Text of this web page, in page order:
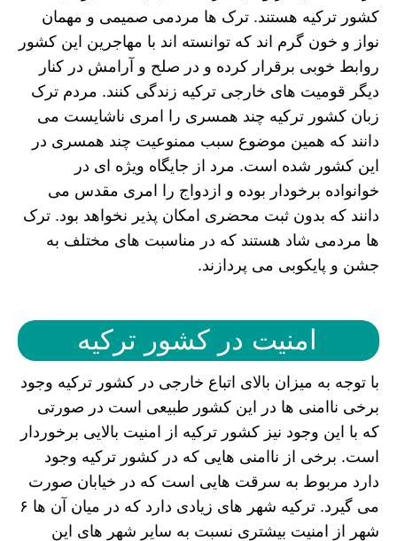
کشور ترکیه هستند. ترک ها مردمی صمیمی و مهمان
نواز و خون گرم اند که توانسته اند با مهاجرین این کشور
روابط خوبی برقرار کرده و در صلح و آرامش در کنار
دیگر قومیت های خارجی ترکیه زندگی کنند. مردم ترک
زبان کشور ترکیه چند همسری را امری ناشایست می
دانند که همین موضوع سبب ممنوعیت چند همسری در
این کشور شده است. مرد از جایگاه ویژه ای در
خوانواده برخودار بوده و ازدواج را امری مقدس می
دانند که بدون ثبت محضری امکان پذیر نخواهد بود. ترک
ها مردمی شاد هستند که در مناسبت های مختلف به
جشن و پایکوبی می پردازند.
امنیت در کشور ترکیه
با توجه به میزان بالای اتباع خارجی در کشور ترکیه وجود
برخی ناامنی ها در این کشور طبیعی است در صورتی
که با این وجود نیز کشور ترکیه از امنیت بالایی برخوردار
است. برخی از ناامنی هایی که در کشور ترکیه وجود
دارد مربوط به سرقت هایی است که در خیابان صورت
می گیرد. ترکیه شهر های زیادی دارد که در میان آن ها ۶
شهر از امنیت بیشتری نسبت به سایر شهر های این